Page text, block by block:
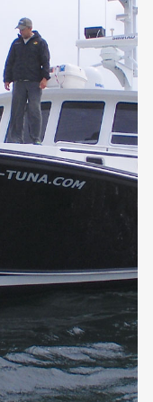
les
complexes et
vers des solutions
mutation répond à
pour des
en naviguant dans un
évolution.
fascinantes
et transforment
: une
casinos, vers la fin